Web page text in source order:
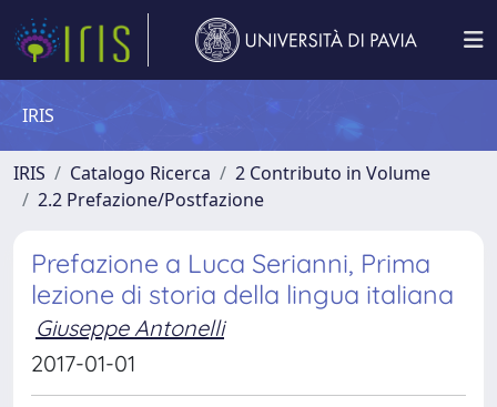
IRIS
IRIS Catalogo Ricerca
2 Contributo in Volume
2.2 Prefazione/Postfazione
Prefazione a Luca Serianni, Prima
lezione di storia della lingua italiana
Giuseppe Antonelli
2017-01-01